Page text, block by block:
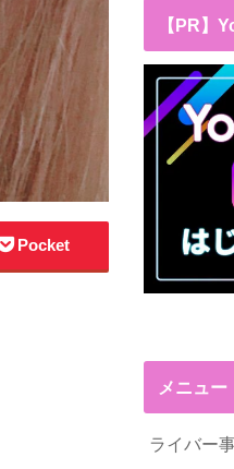
Pocket
【PR】
メニュー
ライバー